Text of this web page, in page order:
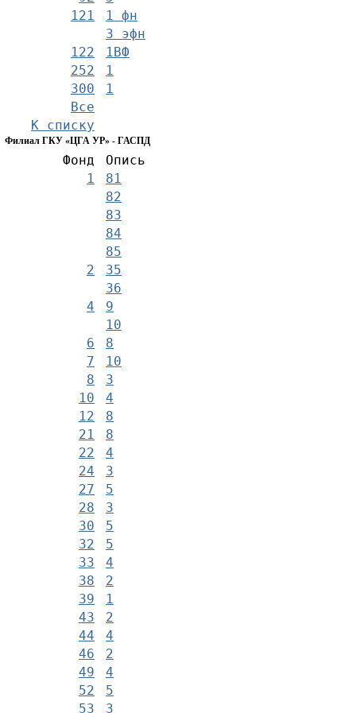
121
1 фн
3 эфн
122
1ВФ
252
1
300
1
Все
К списку
Филиал ГКУ «ЦГА УР» - ГАСПД
Фонд
Опись
1
81
82
83
84
85
2
35
36
4
9
10
6
8
7
10
8
3
10
4
12
8
21
8
22
4
24
3
27
5
28
3
30
5
32
5
33
4
38
2
39
1
43
2
44
4
46
2
49
4
52
5
53
3